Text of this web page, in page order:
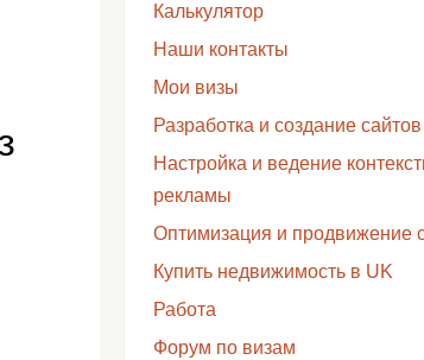
Калькулятор
Наши контакты
Мои визы
Разработка и создание
Настройка и ведение
рекламы
Оптимизация и продвижение
Купить недвижимость в UK
Работа
Форум по визам